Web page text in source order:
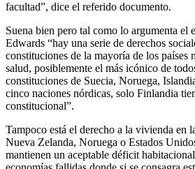
facultad”, dice el referido documento.
Suena bien pero tal como lo argumenta el
Edwards “hay una serie de derechos
constituciones de la mayoría de los países
salud, posiblemente el más icónico de
constituciones de Suecia, Noruega,
cinco naciones nórdicas, solo Finlandia
constitucional”.
Tampoco está el derecho a la vivienda en
Nueva Zelanda, Noruega o Estados
mantienen un aceptable déficit